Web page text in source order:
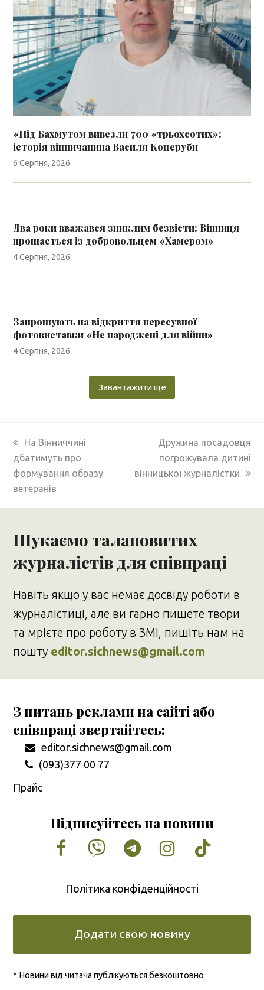
«Під Бахмутом вивезли 700 «трьохсотих»:
історія вінничанина Василя Коцеруби
6 Серпня, 2026
Два роки вважався зниклим безвісти: Вінниця
прощається із добровольцем «Хамером»
4 Серпня, 2026
Запрошують на відкриття пересувної
фотовиставки «Не народжені для війни»
4 Серпня, 2026
Завантажити ще
previous
post:
На Вінниччині
дбатимуть про
формування образу
ветеранів
next
post:
Дружина посадовця
погрожувала дитині
вінницької журналістки
Шукаємо талановитих
журналістів для співпраці
Навіть якщо у вас немає досвіду роботи в
журналістиці, але ви гарно пишете твори
та мрієте про роботу в ЗМІ, пишіть нам на
пошту editor.sichnews@gmail.com
З питань реклами на сайті або
співпраці звертайтесь:
editor.sichnews@gmail.com
(093)377 00 77
Прайс
Підписуйтесь на новини
Facebook
VimeoTumblrInstagram
Tiktok
Політика конфіденційності
Додати свою новину
* Новини від читача публікуються безкоштовно